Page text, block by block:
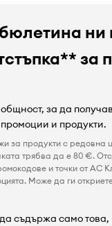
ни
за
за да
и продукти.
за продукти с редовна
трябва да е 80 €.
и точки от AC
Може да ги
съдържа само това,